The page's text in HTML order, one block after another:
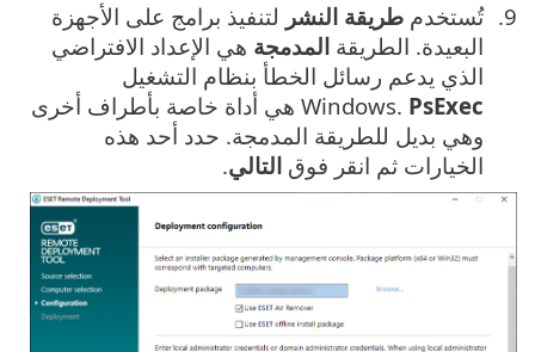
تُستخدم طريقة النشر لتنفيذ برامج على الأجهزة
البعيدة. الطريقة ‎ المدمجة هي الإعداد الافتراضي
الذي يدعم رسائل الخطأ بنظام التشغيل
Windows. PsExec
هي أداة خاصة بأطراف أخرى
وهي بديل للطريقة المدمجة. حدد أحد هذه
الخيارات ثم انقر فوق ‎ التالي.